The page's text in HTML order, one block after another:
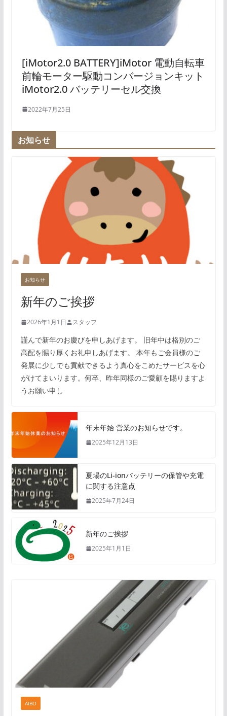
[iMotor2.0 BATTERY]iMotor 電動自転車
前輪モーター駆動コンバージョンキット
iMotor2.0 バッテリーセル交換
2022年7月25日
お知らせ
お知らせ
新年のご挨拶
2026年1月1日 スタッフ
謹んで新年のお慶びを申しあげます。 旧年中は格別のご
高配を賜り厚くお礼申しあげます。 本年もご会員様のご
発展に少しでも貢献できるよう真心をこめたサービスを心
がけてまいります。何卒、昨年同様のご愛顧を賜りますよ
うお願い申し
年末年始 営業のお知らせです。
2025年12月13日
夏場のLi-ionバッテリーの保管や充電
に関する注意点
2025年7月24日
新年のご挨拶
2025年1月1日
AIBO